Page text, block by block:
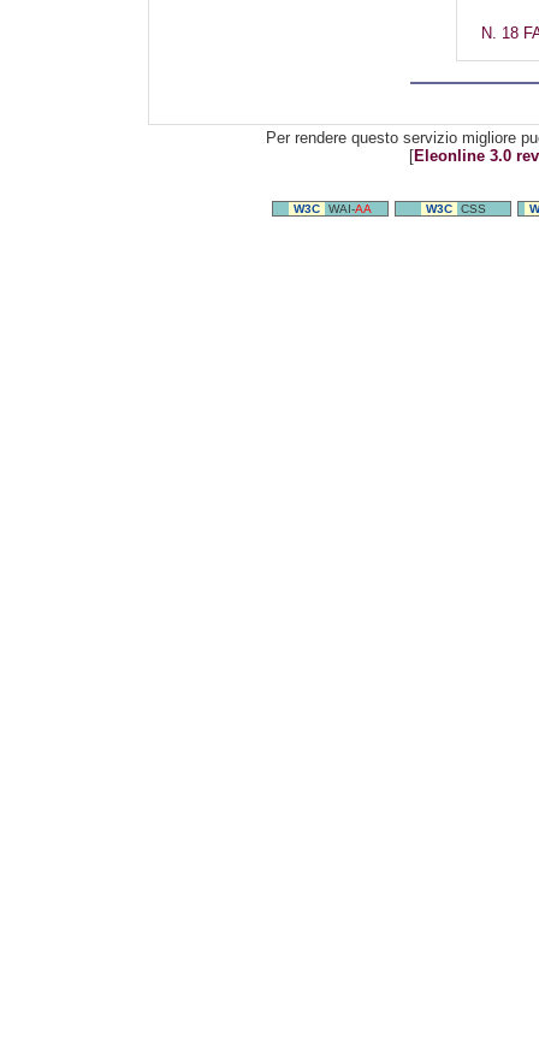
N. 18
Per rendere questo servizio migliore
[Eleonline 3.0
W3C WAI-AA W3C CSS